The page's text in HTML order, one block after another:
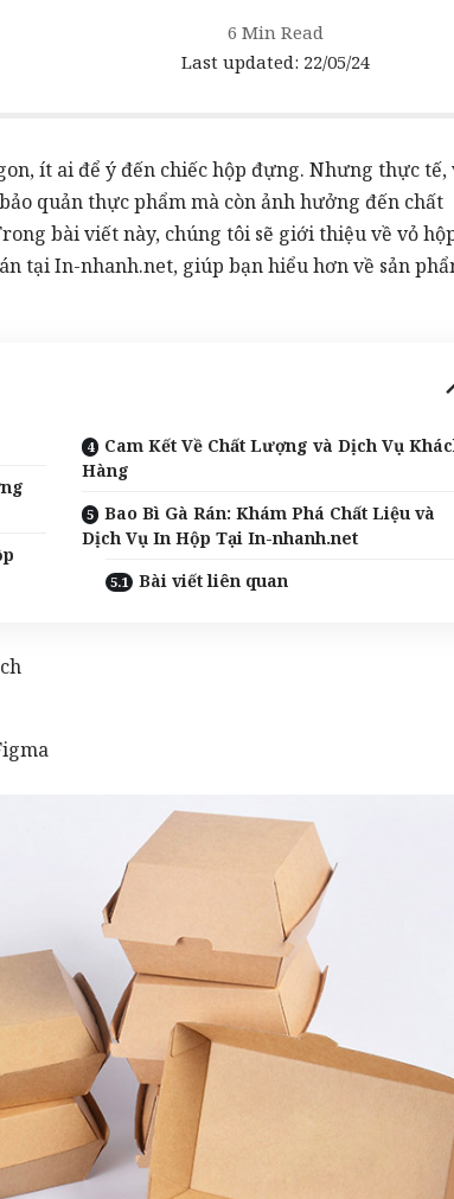
Last updated: 22/05/24
6 Min Read
ít ai để ý đến chiếc hộp đựng. Nhưng thực tế,
quản thực phẩm mà còn ảnh hưởng đến chất
bài viết này, chúng tôi sẽ giới thiệu về vỏ
tạiIn-nhanh.net, giúp bạn hiểu hơn về sản
Cam Kết Về Chất Lượng và Dịch Vụ
Hàng
Bao Bì Gà Rán: Khám Phá Chất Liệu và
Dịch Vụ In Hộp Tại In-nhanh.net
Bài viết liên quan